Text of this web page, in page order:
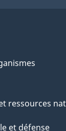
ressources
et défense